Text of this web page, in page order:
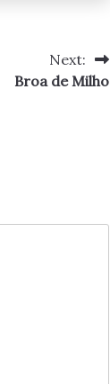
Next:
Broa de Milho